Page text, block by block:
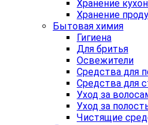
Хранение
Хранение
Бытовая химия
Гигиена
Для бритья
Освежители
Средства для
Средства для
Уход за
Уход за
Чистящие